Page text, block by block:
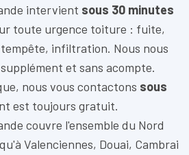
intervient sous 30 minutes
toute urgence toiture : fuite,
infiltration. Nous nous
et sans acompte.
nous vous contactons sous
est toujours gratuit.
couvre l'ensemble du Nord
Valenciennes, Douai, Cambrai